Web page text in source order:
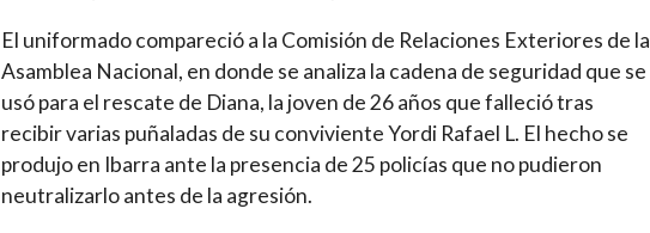
El uniformado compareció a la Comisión de Relaciones Exteriores de la
Asamblea Nacional, en donde se analiza la cadena de seguridad que se
usó para el rescate de Diana, la joven de 26 años que falleció tras
recibir varias puñaladas de su conviviente Yordi Rafael L. El hecho se
produjo en Ibarra ante la presencia de 25 policías que no pudieron
neutralizarlo antes de la agresión.